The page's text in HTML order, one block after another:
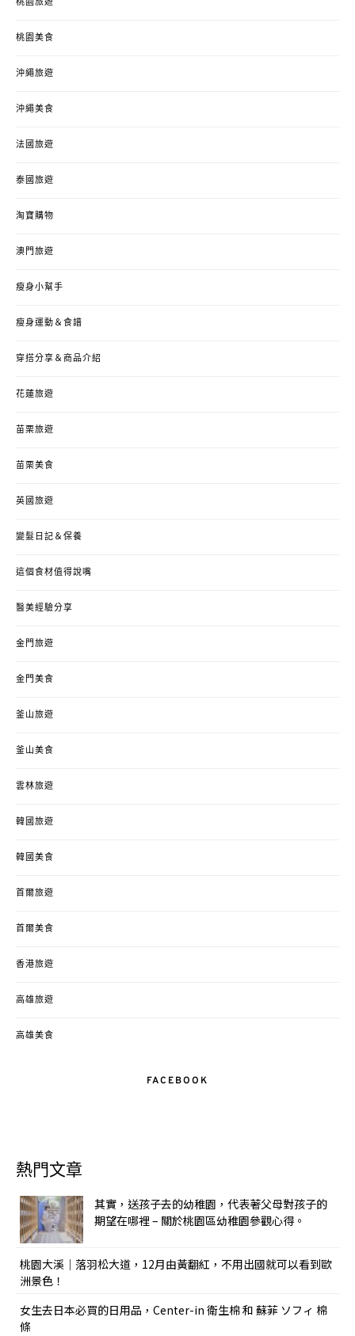
桃園旅遊
桃園美食
沖繩旅遊
沖繩美食
法國旅遊
泰國旅遊
淘寶購物
澳門旅遊
瘦身小幫手
瘦身運動＆食譜
穿搭分享＆商品介紹
花蓮旅遊
苗栗旅遊
苗栗美食
英國旅遊
變髮日記＆保養
這個食材值得說嘴
醫美經驗分享
金門旅遊
金門美食
釜山旅遊
釜山美食
雲林旅遊
韓國旅遊
韓國美食
首爾旅遊
首爾美食
香港旅遊
高雄旅遊
高雄美食
FACEBOOK
熱門文章
其實，送孩子去的幼稚園，代表著父母對孩子的
期望在哪裡 – 關於桃園區幼稚園參觀心得。
桃園大溪｜落羽松大道，12月由黃翻紅，不用出國就可以看到歐
洲景色！
女生去日本必買的日用品，Center-in 衛生棉 和 蘇菲 ソフィ 棉
條